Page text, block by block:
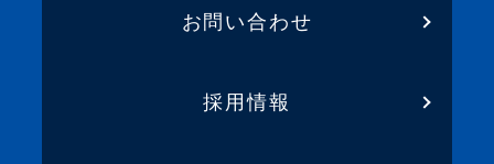
お問い合わせ
採用情報